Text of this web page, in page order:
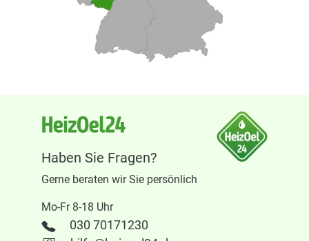
Haben Sie Fragen?
Gerne beraten wir Sie persönlich
Mo-Fr 8-18 Uhr
030 70171230